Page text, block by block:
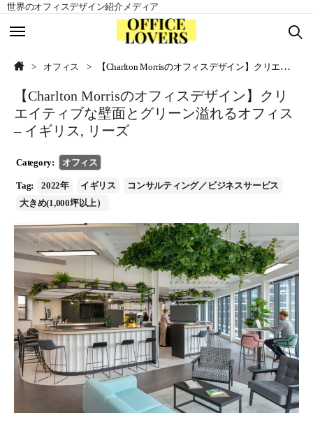
世界のオフィスデザイン紹介メディア
TOP
北アメリカ
ヨーロッパ
南アメリカ
オセアニア
アフリカ
お問合わせ
プライバシーポリシー
TOP
北アメリカ
ヨーロッパ
南アメリカ
オセアニア
アフリカ
お問合わせ
プライバシーポリシー
オフィス 【Charlton Morrisのオフィスデザイン】クリエイティブな壁面とグリーン溢れるオフィス – イギリス, リーズ
【Charlton Morrisのオフィスデザイン】クリ
エイティブな壁面とグリーン溢れるオフィス
– イギリス, リーズ
Category: オフィス
Tag: 2022年 イギリス
コンサルティング／ビジネスサービス
大きめ(1,000坪以上）